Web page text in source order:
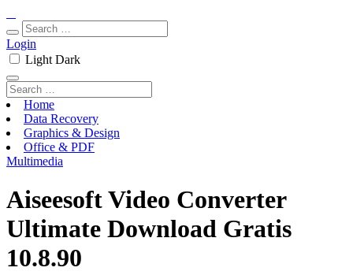
Login
Light Dark
Home
Data Recovery
Graphics & Design
Office & PDF
Multimedia
Aiseesoft Video Converter
Ultimate Download Gratis
10.8.90